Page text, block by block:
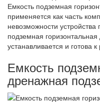
Емкость подземная
применяется как часть
невозможности
подземная
устанавливается и готова
Емкость
дренажная